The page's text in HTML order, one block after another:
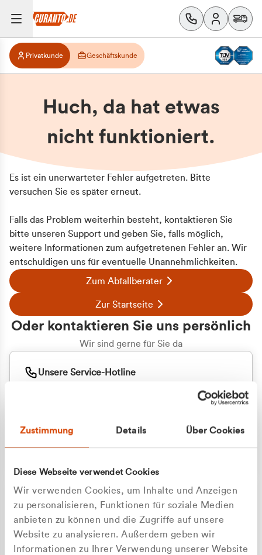
Zustimmung Details Über Cookies
Diese Webseite verwendet Cookies
Wir verwenden Cookies, um Inhalte und Anzeigen
zu personalisieren, Funktionen für soziale Medien
anbieten zu können und die Zugriffe auf unsere
Website zu analysieren. Außerdem geben wir
Informationen zu Ihrer Verwendung unserer Website
Privatkunde Geschäftskunde
Huch, da hat etwas
nicht funktioniert.
Es ist ein unerwarteter Fehler aufgetreten. Bitte
versuchen Sie es später erneut.
Falls das Problem weiterhin besteht, kontaktieren Sie
bitte unseren Support und geben Sie, falls möglich,
weitere Informationen zum aufgetretenen Fehler an. Wir
entschuldigen uns für eventuelle Unannehmlichkeiten.
Zum Abfallberater
Zur Startseite
Oder kontaktieren Sie uns persönlich
Wir sind gerne für Sie da
Unsere Service-Hotline
+49 177 8376058